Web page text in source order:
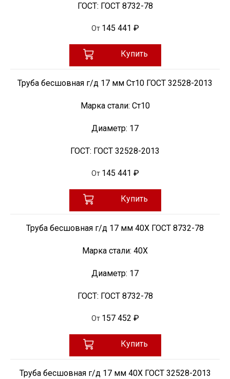
ГОСТ: ГОСТ 8732-78
От 145 441 ₽
Купить
Труба бесшовная г/д 17 мм Ст10 ГОСТ 32528-2013
Марка стали: Ст10
Диаметр: 17
ГОСТ: ГОСТ 32528-2013
От 145 441 ₽
Купить
Труба бесшовная г/д 17 мм 40Х ГОСТ 8732-78
Марка стали: 40Х
Диаметр: 17
ГОСТ: ГОСТ 8732-78
От 157 452 ₽
Купить
Труба бесшовная г/д 17 мм 40Х ГОСТ 32528-2013